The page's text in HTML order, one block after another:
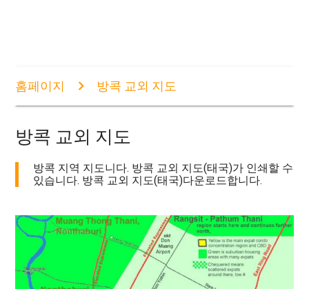
홈페이지 방콕 교외 지도
방콕 교외 지도
방콕 지역 지도니다. 방콕 교외 지도(태국)가 인쇄할 수
있습니다. 방콕 교외 지도(태국)다운로드합니다.